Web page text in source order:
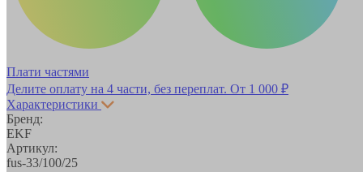
Плати частями
Делите оплату на 4 части, без переплат. От 1 000 ₽
Характеристики
Бренд:
EKF
Артикул:
fus-33/100/25